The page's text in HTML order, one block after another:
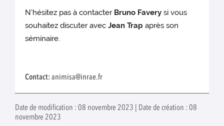
N'hésitez pas à contacter Bruno Favery si vous
souhaitez discuter avecJean Trap après son
séminaire.
Contact:animisa@inrae.fr
Date de modification : 08 novembre 2023 | Date de création : 08
novembre 2023